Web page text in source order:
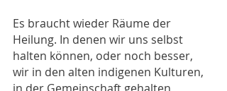
Es braucht wieder Räume der
Heilung. In denen wir uns selbst
halten können, oder noch besser,
wir in den alten indigenen Kulturen,